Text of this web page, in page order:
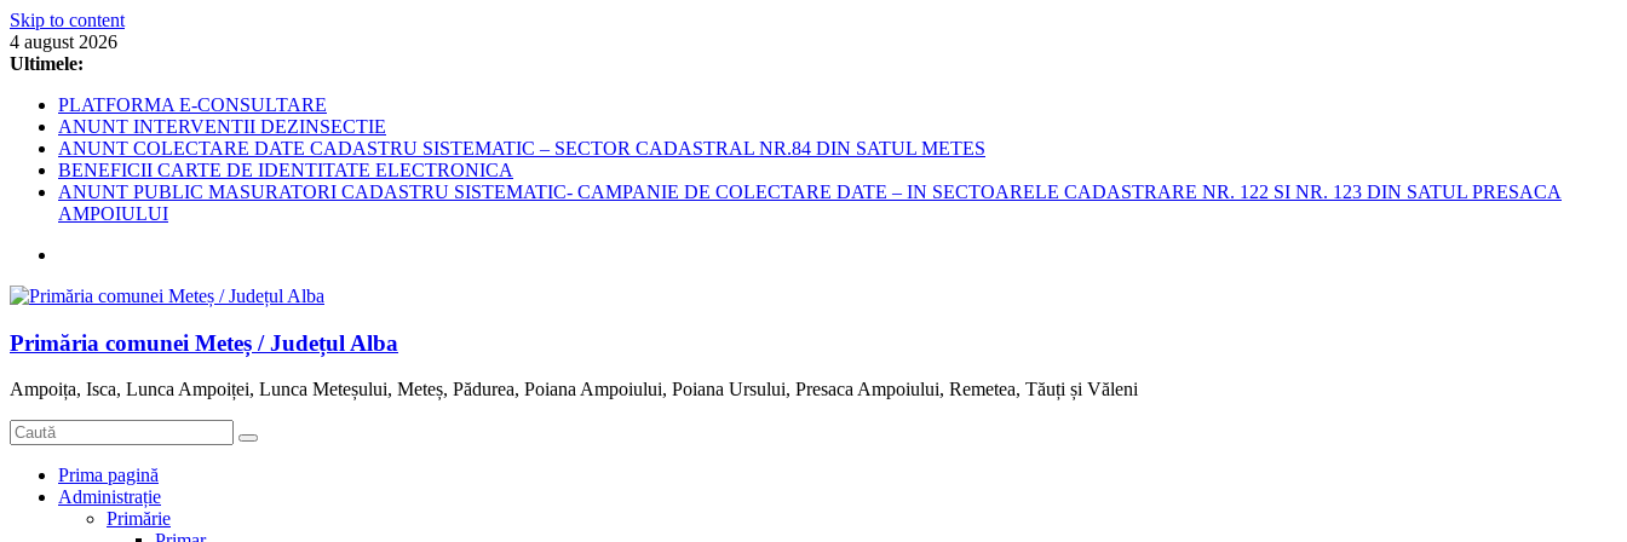
Skip to content
4 august 2026
Ultimele:
PLATFORMA E-CONSULTARE
ANUNT INTERVENTII DEZINSECTIE
ANUNT COLECTARE DATE CADASTRU SISTEMATIC – SECTOR CADASTRAL NR.84 DIN SATUL METES
BENEFICII CARTE DE IDENTITATE ELECTRONICA
ANUNT PUBLIC MASURATORI CADASTRU SISTEMATIC- CAMPANIE DE COLECTARE DATE – IN SECTOARELE CADASTRARE NR. 122 SI NR. 123 DIN SATUL PRESACA
AMPOIULUI
Primăria comunei Meteș / Județul Alba
Ampoița, Isca, Lunca Ampoiței, Lunca Meteșului, Meteș, Pădurea, Poiana Ampoiului, Poiana Ursului, Presaca Ampoiului, Remetea, Tăuți și Văleni
Prima pagină
Administrație
Primărie